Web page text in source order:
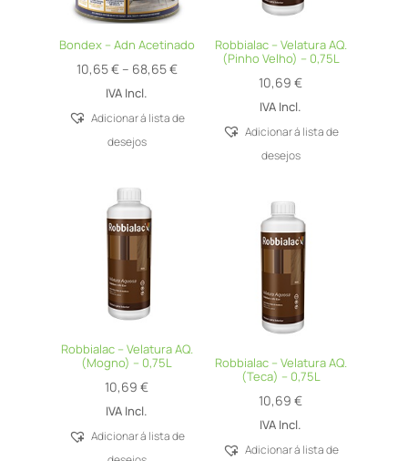
Bondex – Adn Acetinado
10,65€ – 68,65€Price
10,65 €
IVA Incl.
Adicionar á lista de
desejos
Robbialac – Velatura AQ.
(Pinho Velho) – 0,75L
10,69€
IVA Incl.
Adicionar á lista de
desejos
Robbialac – Velatura AQ.
(Mogno) – 0,75L
10,69€
IVA Incl.
Adicionar á lista de
Robbialac – Velatura AQ.
(Teca) – 0,75L
10,69€
IVA Incl.
Adicionar á lista de